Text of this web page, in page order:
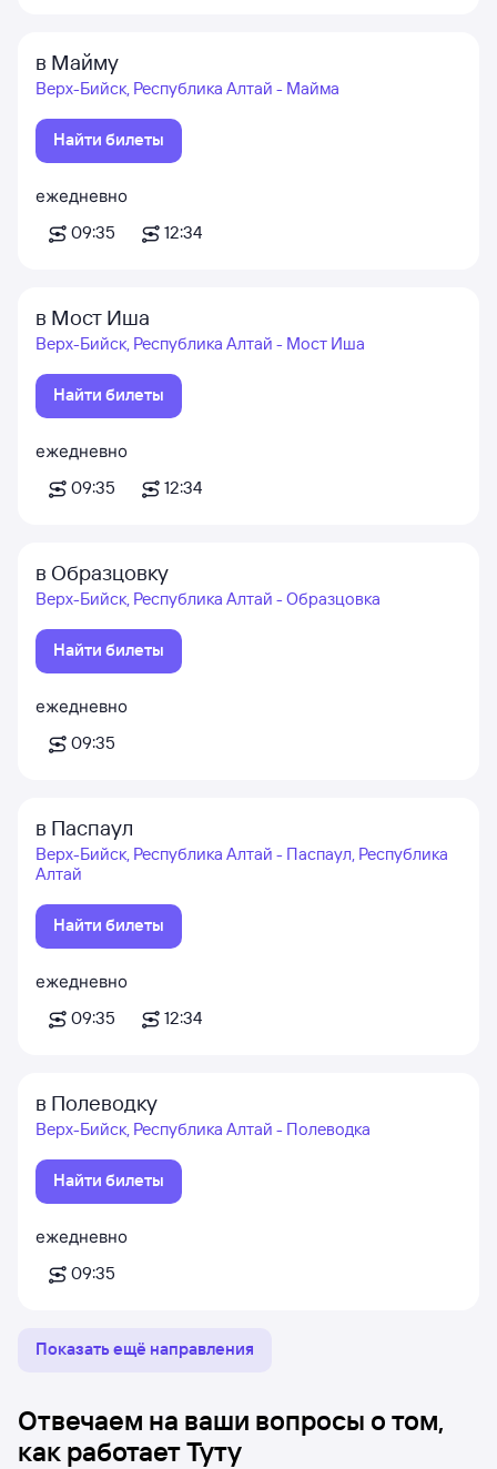
в Майму
Верх-Бийск, Республика Алтай - Майма
Найти билеты
ежедневно
09:35
12:34
в Мост Иша
Верх-Бийск, Республика Алтай - Мост Иша
Найти билеты
ежедневно
09:35
12:34
в Образцовку
Верх-Бийск, Республика Алтай - Образцовка
Найти билеты
ежедневно
09:35
в Паспаул
Верх-Бийск, Республика Алтай - Паспаул, Республика
Алтай
Найти билеты
ежедневно
09:35
12:34
в Полеводку
Верх-Бийск, Республика Алтай - Полеводка
Найти билеты
ежедневно
09:35
Показать ещё направления
Отвечаем на ваши вопросы о том,
как работает Туту